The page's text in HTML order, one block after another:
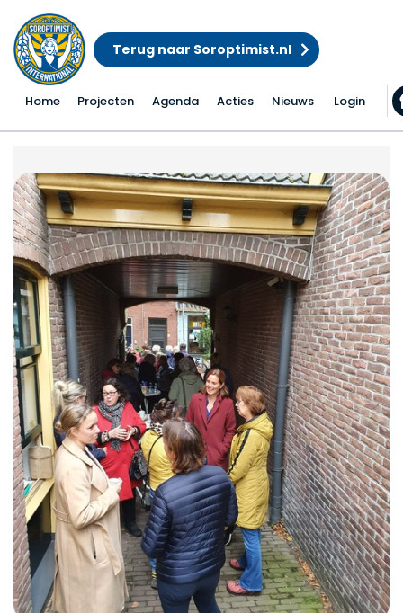
Terug naar Soroptimist.nl
Home Projecten Agenda Acties Nieuws Login
In de voetsporen …..